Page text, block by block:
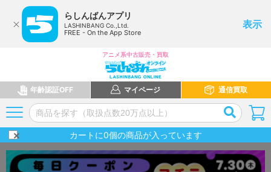
らしんばんアプリ
LASHINBANG Co.,Ltd.
FREE - On the App Store
表示
アニメ系中古販売・買取
年齢認証OFF マイページ 通信買取
カートに0個の商品が入っています